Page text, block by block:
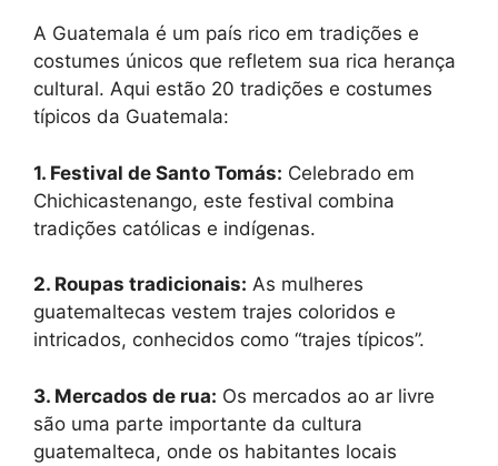
A Guatemala é um país rico em tradições e
costumes únicos que refletem sua rica herança
cultural. Aqui estão 20 tradições e costumes
típicos da Guatemala:
1. Festival de Santo Tomás: Celebrado em
Chichicastenango, este festival combina
tradições católicas e indígenas.
2. Roupas tradicionais: As mulheres
guatemaltecas vestem trajes coloridos e
intricados, conhecidos como “trajes típicos”.
3. Mercados de rua: Os mercados ao ar livre
são uma parte importante da cultura
guatemalteca, onde os habitantes locais